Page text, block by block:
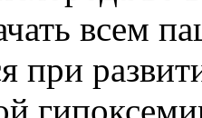
всем
при